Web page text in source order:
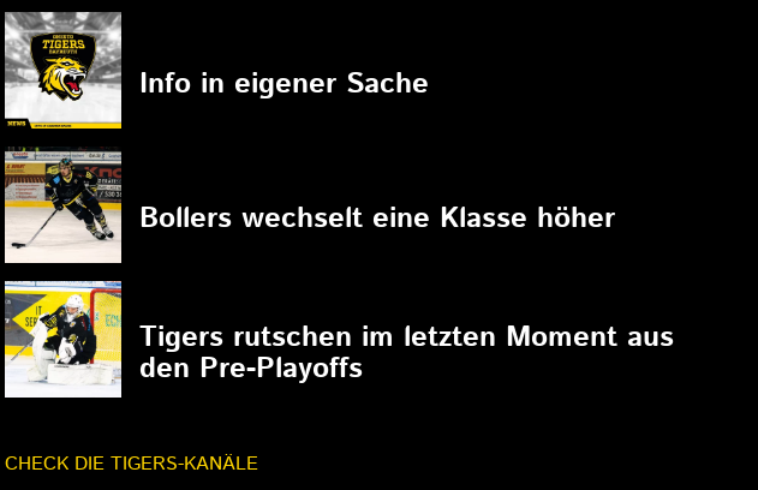
Info in eigener Sache
Bollers wechselt eine Klasse höher
Tigers rutschen im letzten Moment aus
den Pre-Playoffs
CHECK DIE TIGERS-KANÄLE